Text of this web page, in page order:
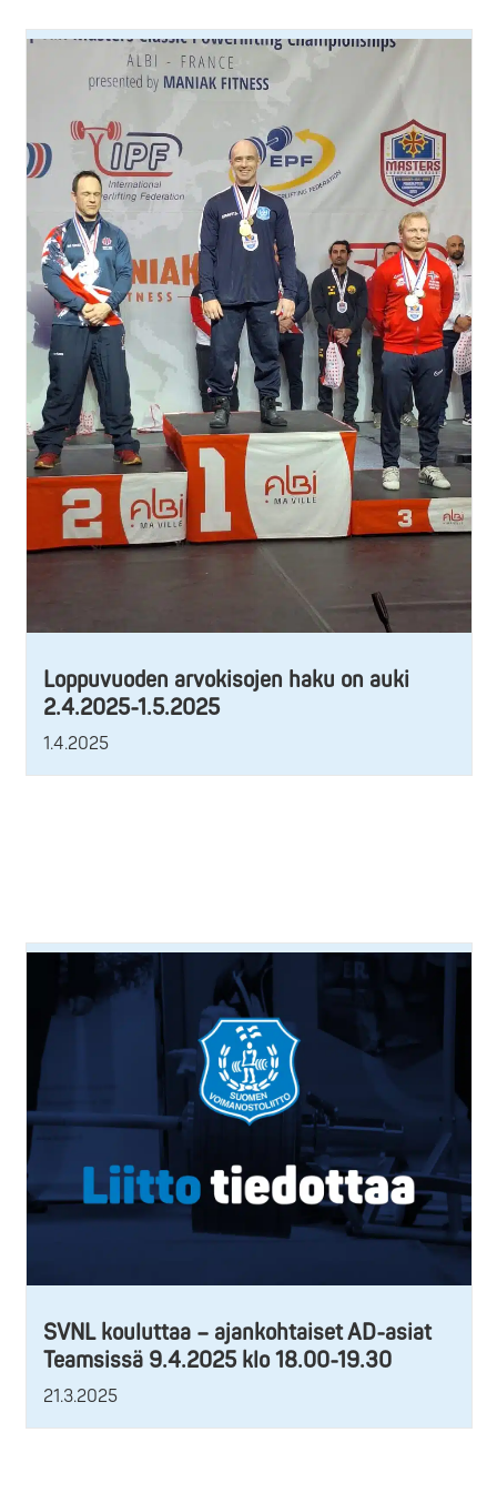
Loppuvuoden arvokisojen haku on auki
2.4.2025-1.5.2025
1.4.2025
SVNL kouluttaa – ajankohtaiset AD-asiat
Teamsissä 9.4.2025 klo 18.00-19.30
21.3.2025